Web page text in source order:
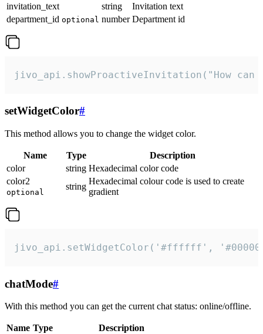
invitation_text
string
Invitation text
department_id optional number Department id
jivo_api.showProactiveInvitation("How
setWidgetColor#
This method allows you to change the widget color.
Name Type
Description
color
string Hexadecimal color code
color2
optional
string
Hexadecimal colour code is used to create
gradient
jivo_api.setWidgetColor('#ffffff',
chatMode#
With this method you can get the current chat status: online/offline.
Name Type
Description